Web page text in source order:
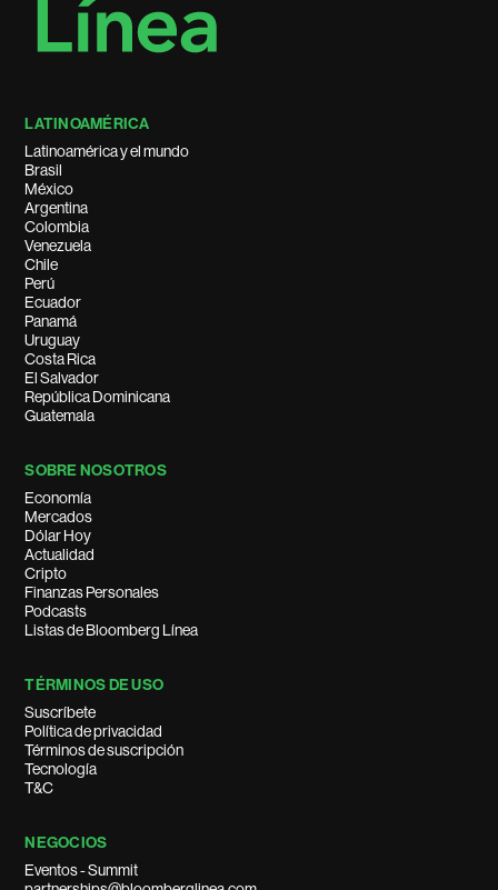
LATINOAMÉRICA
Latinoamérica y el mundo
Brasil
México
Argentina
Colombia
Venezuela
Chile
Perú
Ecuador
Panamá
Uruguay
Costa Rica
El Salvador
República Dominicana
Guatemala
SOBRE NOSOTROS
Economía
Mercados
Dólar Hoy
Actualidad
Cripto
Finanzas Personales
Podcasts
Listas de Bloomberg Línea
TÉRMINOS DE USO
Suscríbete
Política de privacidad
Términos de suscripción
Tecnología
T&C
NEGOCIOS
Eventos - Summit